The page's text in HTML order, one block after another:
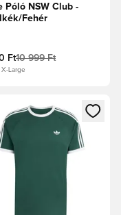
Póló NSW Club -
Fehér
Ft10 999 Ft
X-Large
vagy a tagként
egy modált a